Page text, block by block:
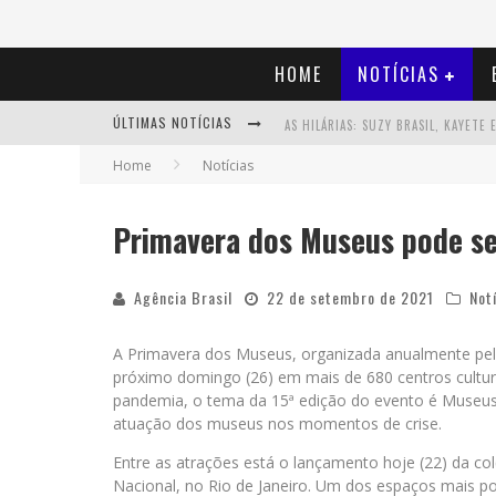
HOME NOTÍCIAS
ÚLTIMAS NOTÍCIAS
Home Notícias
Primavera dos Museus pode
Agência Brasil 22 de setembro de 2021
A Primavera dos Museus, organizada anualmente
próximo domingo (26) em mais de 680 centros
pandemia, o tema da 15ª edição do evento é
atuação dos museus nos momentos de crise.
Entre as atrações está o lançamento hoje (22) da
Nacional, no Rio de Janeiro. Um dos espaços mais